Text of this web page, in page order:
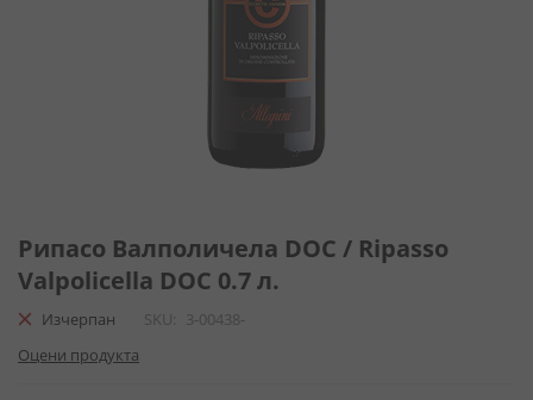
към
началото
на
галерия
снимки
Рипасо Валполичела DOC / Ripasso
Valpolicella DOC 0.7 л.
Изчерпан SKU
3-00438-
Оцени продукта